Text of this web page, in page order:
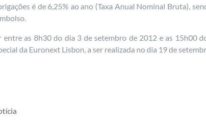
é de 6,25% ao ano (Taxa Anual Nominal Bruta),
as 8h30 do dia 3 de setembro de 2012 e as 15h00
da Euronext Lisbon, a ser realizada no dia 19 de